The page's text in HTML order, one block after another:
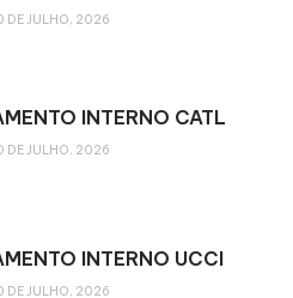
DE JULHO, 2026
INTERNO CATL
DE JULHO, 2026
INTERNO UCCI
DE JULHO, 2026